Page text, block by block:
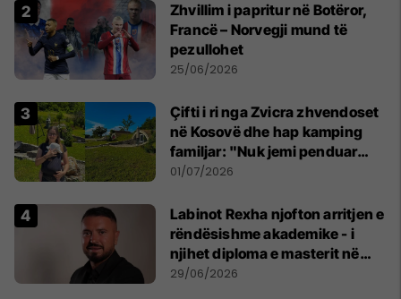
Zhvillim i papritur në Botëror,
Francë – Norvegji mund të
pezullohet
25/06/2026
Çifti i ri nga Zvicra zhvendoset
në Kosovë dhe hap kamping
familjar: "Nuk jemi penduar
asnjë ditë"
01/07/2026
Labinot Rexha njofton arritjen e
rëndësishme akademike - i
njihet diploma e masterit në
Psikologji në Zvicër
29/06/2026